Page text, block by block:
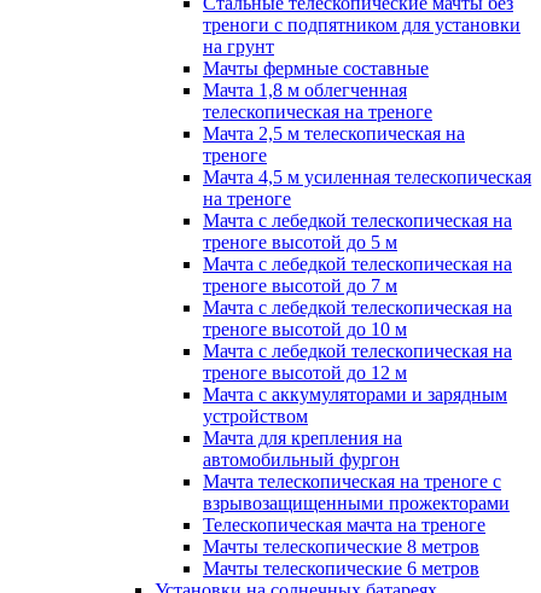
треноги с подпятником для установки
на грунт
Мачты фермные составные
Мачта 1,8 м облегченная
телескопическая на треноге
Мачта 2,5 м телескопическая на
треноге
Мачта 4,5 м усиленная телескопическая
на треноге
Мачта с лебедкой телескопическая на
треноге высотой до 5 м
Мачта с лебедкой телескопическая на
треноге высотой до 7 м
Мачта с лебедкой телескопическая на
треноге высотой до 10 м
Мачта с лебедкой телескопическая на
треноге высотой до 12 м
Мачта с аккумуляторами и зарядным
устройством
Мачта для крепления на
автомобильный фургон
Мачта телескопическая на треноге с
взрывозащищенными прожекторами
Телескопическая мачта на треноге
Мачты телескопические 8 метров
Мачты телескопические 6 метров